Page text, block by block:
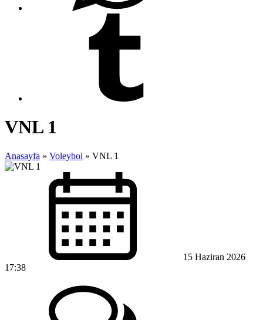
VNL 1
Anasayfa » Voleybol » VNL 1
15 Haziran 2026
17:38